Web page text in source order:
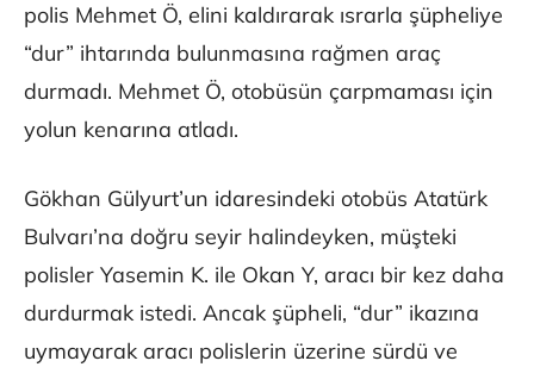
polis Mehmet Ö, elini kaldırarak ısrarla şüpheliye
“dur” ihtarında bulunmasına rağmen araç
durmadı. Mehmet Ö, otobüsün çarpmaması için
yolun kenarına atladı.
Gökhan Gülyurt’un idaresindeki otobüs Atatürk
Bulvarı’na doğru seyir halindeyken, müşteki
polisler Yasemin K. ile Okan Y, aracı bir kez daha
durdurmak istedi. Ancak şüpheli, “dur” ikazına
uymayarak aracı polislerin üzerine sürdü ve